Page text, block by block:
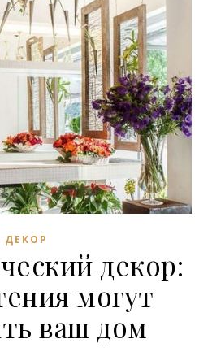
ДЕКОР
декор:
могут
ваш дом